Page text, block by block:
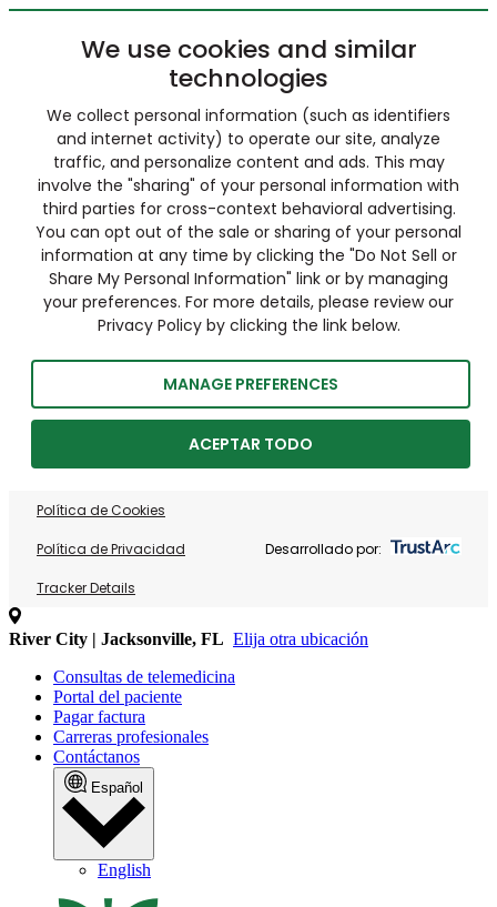
We use cookies and similar
technologies
We collect personal information (such as identifiers
and internet activity) to operate our site, analyze
traffic, and personalize content and ads. This may
involve the "sharing" of your personal information with
third parties for cross-context behavioral advertising.
You can opt out of the sale or sharing of your personal
information at any time by clicking the "Do Not Sell or
Share My Personal Information" link or by managing
your preferences. For more details, please review our
Privacy Policy by clicking the link below.
MANAGE PREFERENCES
ACEPTAR TODO
Política de Cookies
Política de Privacidad
Tracker Details
Desarrollado por:
River City | Jacksonville, FL Elija otra ubicación
Consultas de telemedicina
Portal del paciente
Pagar factura
Carreras profesionales
Contáctanos
Español
English